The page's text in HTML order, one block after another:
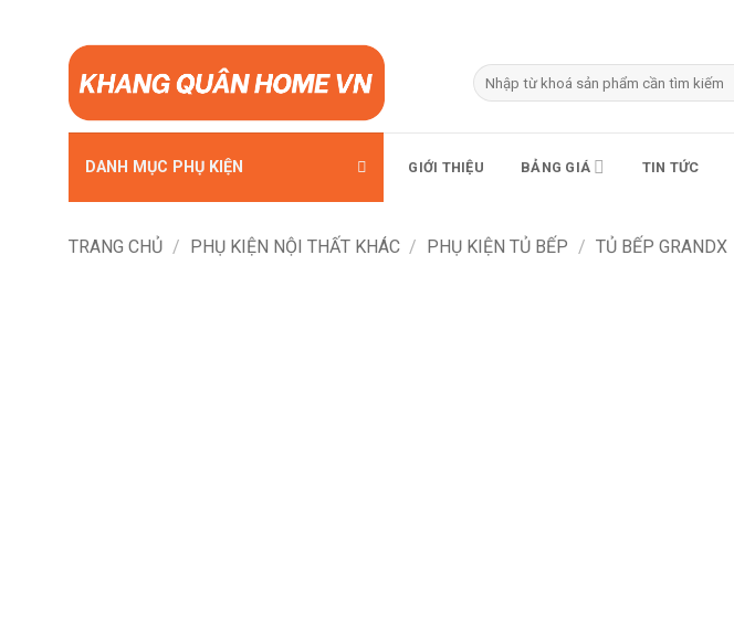
dung
Tìm
kiếm:
DANH MỤC PHỤ KIỆN GIỚI THIỆU BẢNG GIÁ TIN TỨC
TRANG CHỦ / PHỤ KIỆN NỘI THẤT KHÁC / PHỤ KIỆN TỦ BẾP / TỦ BẾP GRANDX